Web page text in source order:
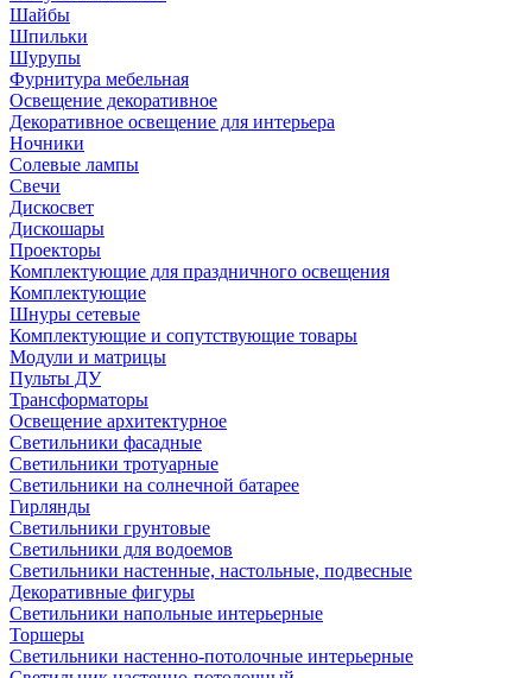
Шайбы
Шпильки
Шурупы
Фурнитура мебельная
Освещение декоративное
Декоративное освещение для интерьера
Ночники
Солевые лампы
Свечи
Дискосвет
Дискошары
Проекторы
Комплектующие для праздничного освещения
Комплектующие
Шнуры сетевые
Комплектующие и сопутствующие товары
Модули и матрицы
Пульты ДУ
Трансформаторы
Освещение архитектурное
Светильники фасадные
Светильники тротуарные
Светильники на солнечной батарее
Гирлянды
Светильники грунтовые
Светильники для водоемов
Светильники настенные, настольные, подвесные
Декоративные фигуры
Светильники напольные интерьерные
Торшеры
Светильники настенно-потолочные интерьерные